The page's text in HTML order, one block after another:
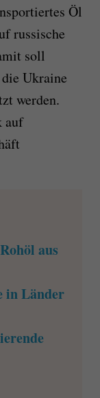
Öl
russische
soll
Ukraine
werden.
auf
aus
in Länder